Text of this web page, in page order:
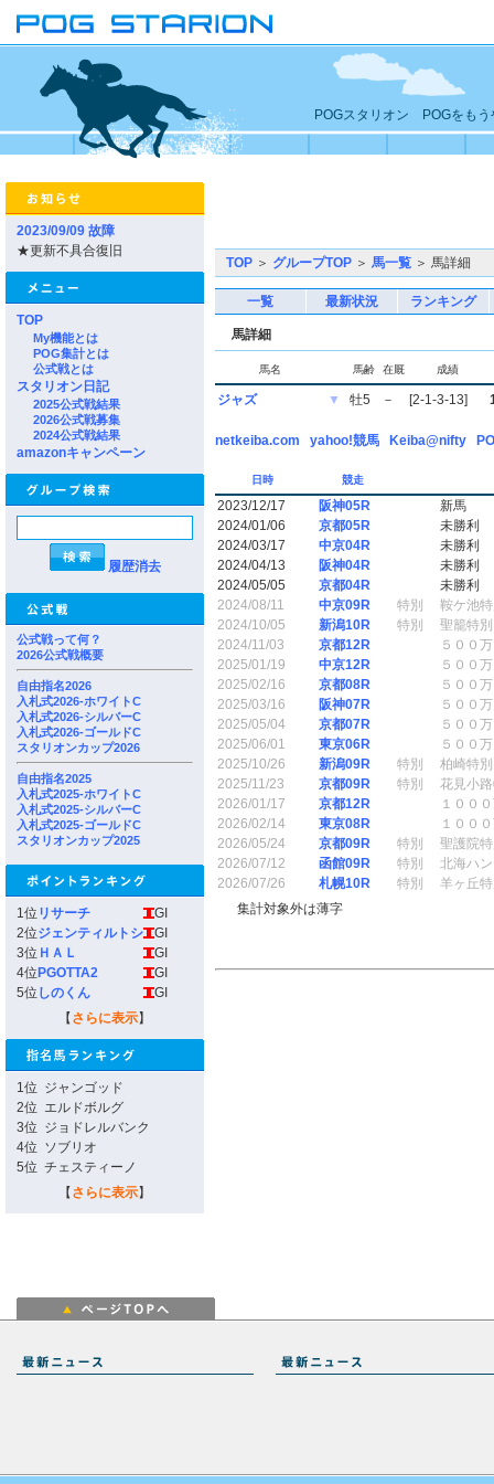
POGスタリオン POGをもう
2023/09/09 故障
★更新不具合復旧
TOP
My機能とは
POG集計とは
公式戦とは
スタリオン日記
2025公式戦結果
2026公式戦募集
2024公式戦結果
amazonキャンペーン
履歴消去
公式戦って何？
2026公式戦概要
自由指名2026
入札式2026-ホワイトC
入札式2026-シルバーC
入札式2026-ゴールドC
スタリオンカップ2026
自由指名2025
入札式2025-ホワイトC
入札式2025-シルバーC
入札式2025-ゴールドC
スタリオンカップ2025
1位 リサーチ
GI
2位ジェンティルトシ
GI
3位 ＨＡＬ
GI
4位 PGOTTA2
GI
5位 しのくん
GI
【 さらに表示】
1位 ジャンゴッド
2位 エルドボルグ
3位 ジョドレルバンク
4位 ソブリオ
5位 チェスティーノ
【 さらに表示】
TOP ＞ グループTOP ＞ 馬一覧 ＞ 馬詳細
一覧 最新状況 ランキング
馬詳細
馬名 馬齢 在厩 成績
ジャズ ▼ 牡5 － [2-1-3-13]
netkeiba.com yahoo!競馬 Keiba@nifty
日時 競走
2023/12/17 阪神05R
新馬
2024/01/06
京都05R
未勝利
2024/03/17
中京04R
未勝利
2024/04/13
阪神04R
未勝利
2024/05/05
京都04R
未勝利
2024/08/11
中京09R 特別
鞍ケ池
2024/10/05
新潟10R 特別
聖籠特別
2024/11/03
京都12R
５００
2025/01/19
中京12R
５００
2025/02/16
京都08R
５００
2025/03/16
阪神07R
５００
2025/05/04
京都07R
５００
2025/06/01
東京06R
５００
2025/10/26
新潟09R 特別
柏崎特別
2025/11/23
京都09R 特別
花見小
2026/01/17
京都12R
１００
2026/02/14
東京08R
１００
2026/05/24
京都09R 特別
聖護院
2026/07/12
函館09R 特別
北海ハ
2026/07/26
札幌10R 特別
羊ヶ丘
集計対象外は薄字